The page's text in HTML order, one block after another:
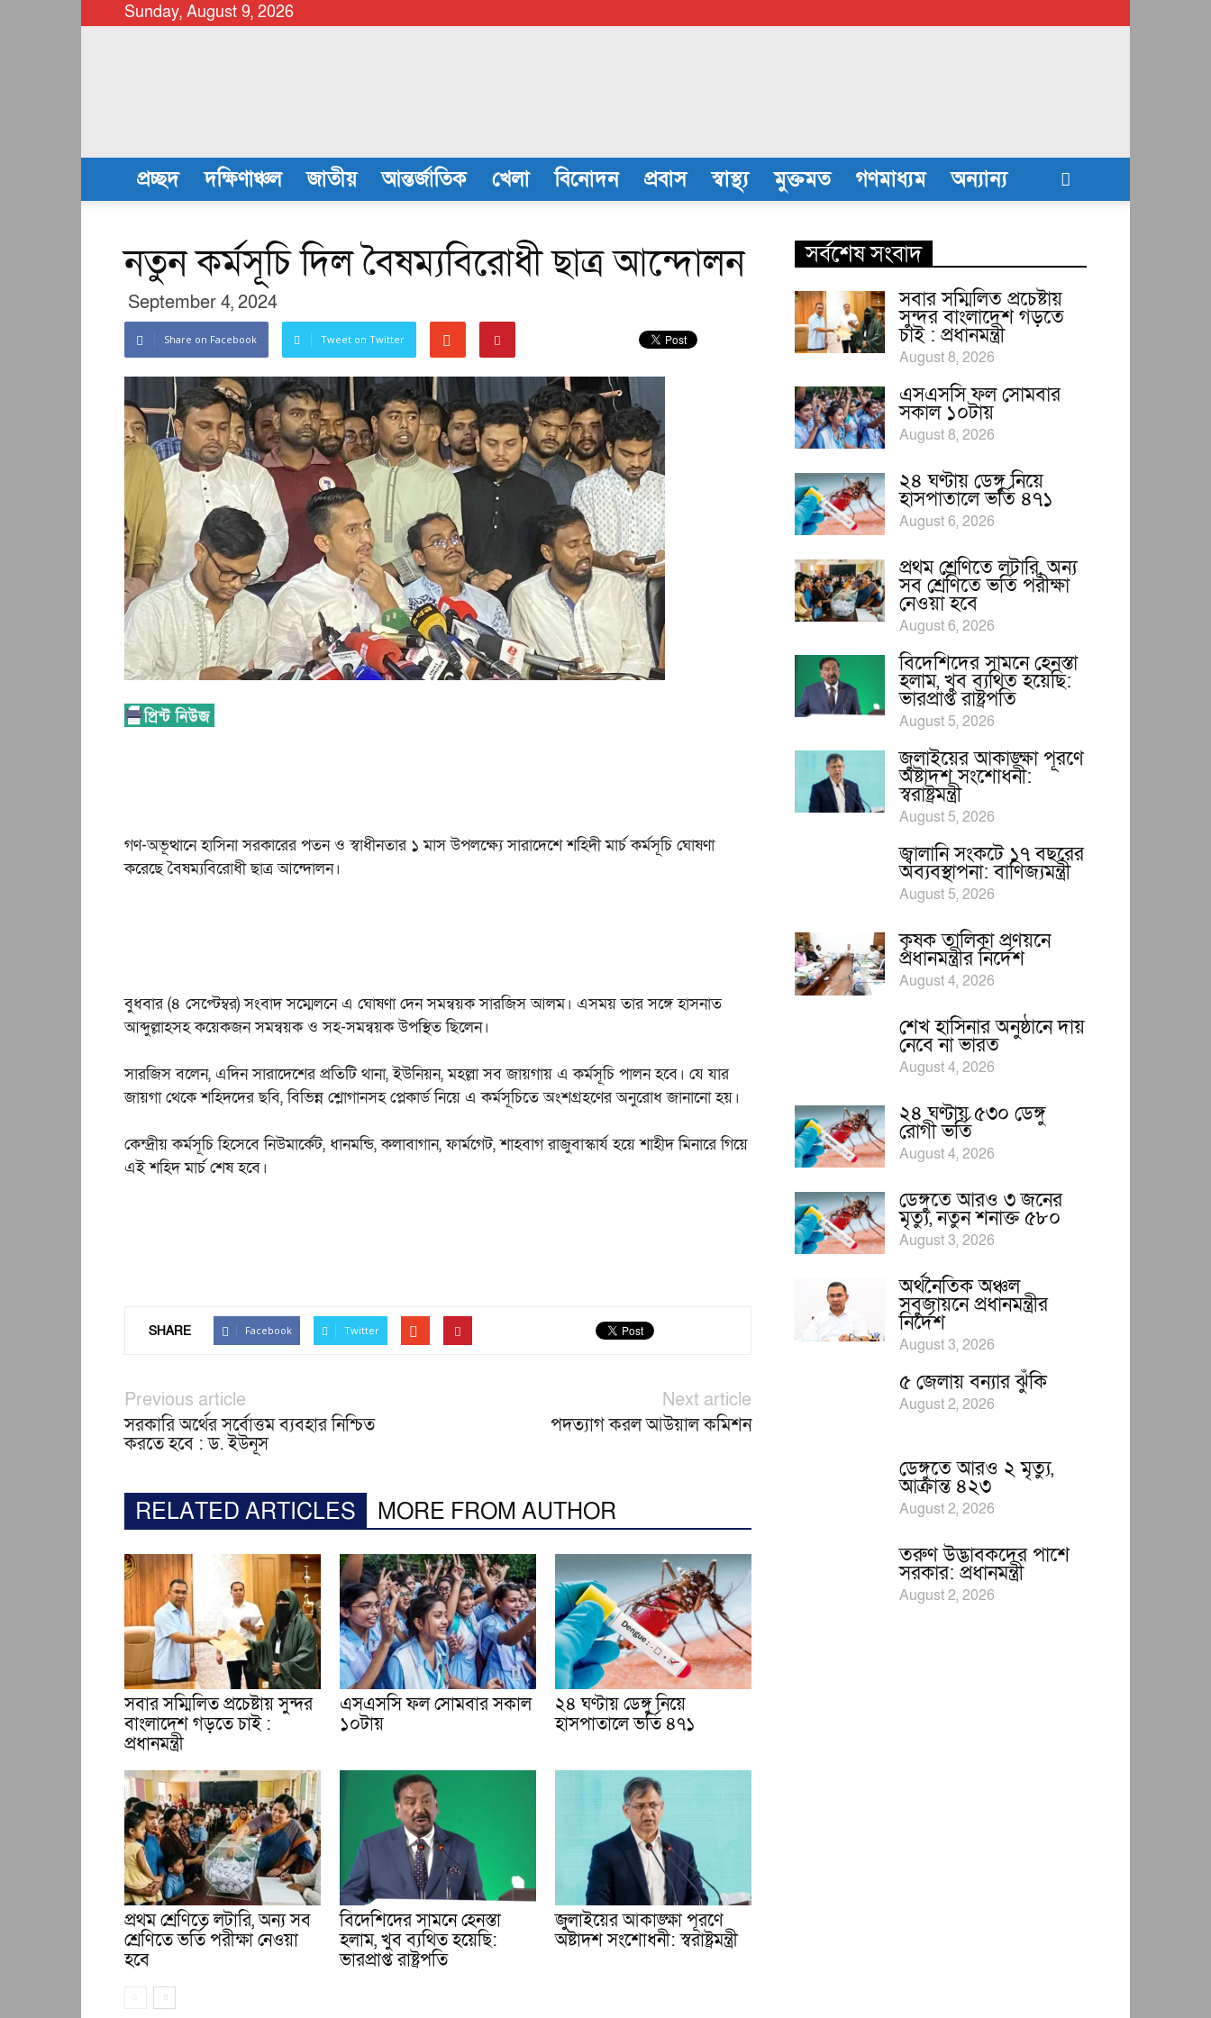
Sunday, August 9, 2026
প্রচ্ছদ দক্ষিণাঞ্চল জাতীয় আন্তর্জাতিক খেলা বিনোদন প্রবাস স্বাস্থ্য মুক্তমত গণমাধ্যম অন্যান্য
নতুন কর্মসূচি দিল বৈষম্যবিরোধী ছাত্র আন্দোলন
September 4, 2024
Share on Facebook Tweet on Twitter
গণ-অভূত্থানে হাসিনা সরকারের পতন ও স্বাধীনতার ১ মাস উপলক্ষ্যে সারাদেশে শহিদী মার্চ কর্মসূচি ঘোষণা
করেছে বৈষম্যবিরোধী ছাত্র আন্দোলন।
বুধবার (৪ সেপ্টেম্বর) সংবাদ সম্মেলনে এ ঘোষণা দেন সমন্বয়ক সারজিস আলম। এসময় তার সঙ্গে হাসনাত
আব্দুল্লাহসহ কয়েকজন সমন্বয়ক ও সহ-সমন্বয়ক উপস্থিত ছিলেন।
সারজিস বলেন, এদিন সারাদেশের প্রতিটি থানা, ইউনিয়ন, মহল্লা সব জায়গায় এ কর্মসূচি পালন হবে। যে যার
জায়গা থেকে শহিদদের ছবি, বিভিন্ন শ্লোগানসহ প্লেকার্ড নিয়ে এ কর্মসূচিতে অংশগ্রহণের অনুরোধ জানানো হয়।
কেন্দ্রীয় কর্মসূচি হিসেবে নিউমার্কেট, ধানমন্ডি, কলাবাগান, ফার্মগেট, শাহবাগ রাজুবাস্কার্য হয়ে শাহীদ মিনারে গিয়ে
এই শহিদ মার্চ শেষ হবে।
SHARE Facebook Twitter
Previous article
সরকারি অর্থের সর্বোত্তম ব্যবহার নিশ্চিত
করতে হবে : ড. ইউনূস
Next article
পদত্যাগ করল আউয়াল কমিশন
RELATED ARTICLES MORE FROM AUTHOR
সবার সম্মিলিত প্রচেষ্টায় সুন্দর
বাংলাদেশ গড়তে চাই :
প্রধানমন্ত্রী
এসএসসি ফল সোমবার সকাল
১০টায়
২৪ ঘণ্টায় ডেঙ্গু নিয়ে
হাসপাতালে ভর্তি ৪৭১
প্রথম শ্রেণিতে লটারি, অন্য সব
শ্রেণিতে ভর্তি পরীক্ষা নেওয়া
হবে
বিদেশিদের সামনে হেনস্তা
হলাম, খুব ব্যথিত হয়েছি:
ভারপ্রাপ্ত রাষ্ট্রপতি
জুলাইয়ের আকাঙ্ক্ষা পূরণে
অষ্টাদশ সংশোধনী: স্বরাষ্ট্রমন্ত্রী
সর্বশেষ সংবাদ
সবার সম্মিলিত প্রচেষ্টায়
সুন্দর বাংলাদেশ গড়তে
চাই : প্রধানমন্ত্রী
August 8, 2026
এসএসসি ফল সোমবার
সকাল ১০টায়
August 8, 2026
২৪ ঘণ্টায় ডেঙ্গু নিয়ে
হাসপাতালে ভর্তি ৪৭১
August 6, 2026
প্রথম শ্রেণিতে লটারি, অন্য
সব শ্রেণিতে ভর্তি পরীক্ষা
নেওয়া হবে
August 6, 2026
বিদেশিদের সামনে হেনস্তা
হলাম, খুব ব্যথিত হয়েছি:
ভারপ্রাপ্ত রাষ্ট্রপতি
August 5, 2026
জুলাইয়ের আকাঙ্ক্ষা পূরণে
অষ্টাদশ সংশোধনী:
স্বরাষ্ট্রমন্ত্রী
August 5, 2026
জ্বালানি সংকটে ১৭ বছরের
অব্যবস্থাপনা: বাণিজ্যমন্ত্রী
August 5, 2026
কৃষক তালিকা প্রণয়নে
প্রধানমন্ত্রীর নির্দেশ
August 4, 2026
শেখ হাসিনার অনুষ্ঠানে দায়
নেবে না ভারত
August 4, 2026
২৪ ঘণ্টায় ৫৩০ ডেঙ্গু
রোগী ভর্তি
August 4, 2026
ডেঙ্গুতে আরও ৩ জনের
মৃত্যু, নতুন শনাক্ত ৫৮০
August 3, 2026
অর্থনৈতিক অঞ্চল
সবুজায়নে প্রধানমন্ত্রীর
নির্দেশ
August 3, 2026
৫ জেলায় বন্যার ঝুঁকি
August 2, 2026
ডেঙ্গুতে আরও ২ মৃত্যু,
আক্রান্ত ৪২৩
August 2, 2026
তরুণ উদ্ভাবকদের পাশে
সরকার: প্রধানমন্ত্রী
August 2, 2026